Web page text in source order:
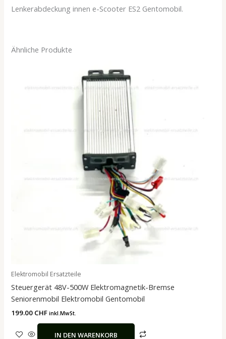
Lenkerabdeckung innen e-Scooter ES2 Gentomobil.
Ähnliche Produkte
Elektromobil Ersatzteile
Steuergerät 48V-500W Elektromagnetik-Bremse
Seniorenmobil Elektromobil Gentomobil
199.00 CHF inkl.MwSt.
IN DEN WARENKORB